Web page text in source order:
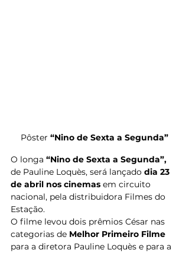
Pôster “Nino de Sexta a Segunda”
O longa “Nino de Sexta a Segunda”,
de Pauline Loquès, será lançado dia 23
de abril nos cinemas em circuito
nacional, pela distribuidora Filmes do
Estação.
O filme levou dois prêmios César nas
categorias de Melhor Primeiro Filme
para a diretora Pauline Loquès e para a